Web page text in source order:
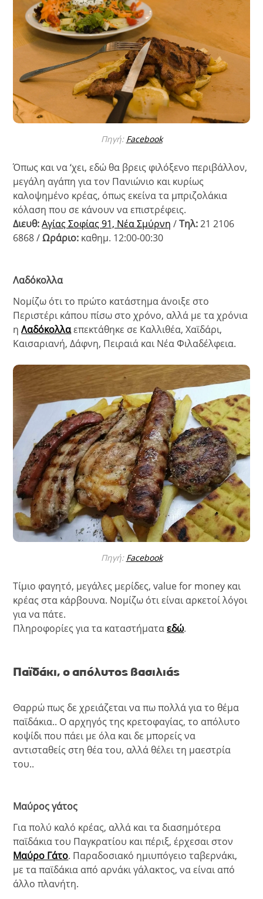
Πηγή: Facebook
Όπως και να ‘χει, εδώ θα βρεις φιλόξενο περιβάλλον,
μεγάλη αγάπη για τον Πανιώνιο και κυρίως
καλοψημένο κρέας, όπως εκείνα τα μπριζολάκια
κόλαση που σε κάνουν να επιστρέφεις.
Διευθ:Αγίας Σοφίας 91, Νέα Σμύρνη /Τηλ:21 2106
6868 /Ωράριο: καθημ. 12:00-00:30
Λαδόκολλα
Νομίζω ότι το πρώτο κατάστημα άνοιξε στο
Περιστέρι κάπου πίσω στο χρόνο, αλλά με τα χρόνια
ηΛαδόκολλαεπεκτάθηκε σε Καλλιθέα, Χαϊδάρι,
Καισαριανή, Δάφνη, Πειραιά και Νέα Φιλαδέλφεια.
Πηγή: Facebook
Τίμιο φαγητό, μεγάλες μερίδες, value for money και
κρέας στα κάρβουνα. Νομίζω ότι είναι αρκετοί λόγοι
για να πάτε.
Πληροφορίες για τα καταστήματαεδώ.
Παϊδάκι, ο απόλυτος βασιλιάς
Θαρρώ πως δε χρειάζεται να πω πολλά για το θέμα
παϊδάκια.. Ο αρχηγός της κρετοφαγίας, το απόλυτο
κοψίδι που πάει με όλα και δε μπορείς να
αντισταθείς στη θέα του, αλλά θέλει τη μαεστρία
του..
Μαύρος γάτος
Για πολύ καλό κρέας, αλλά και τα διασημότερα
παϊδάκια του Παγκρατίου και πέριξ, έρχεσαι στον
Μαύρο Γάτο. Παραδοσιακό ημιυπόγειο ταβερνάκι,
με τα παϊδάκια από αρνάκι γάλακτος, να είναι από
άλλο πλανήτη.